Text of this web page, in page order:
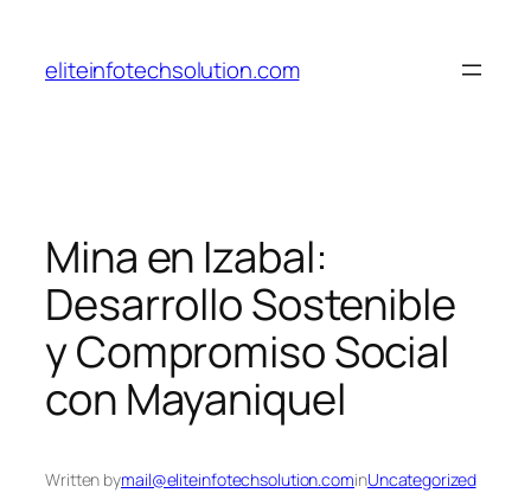
content
eliteinfotechsolution.com
Mina en Izabal:
Desarrollo Sostenible
y Compromiso Social
con Mayaniquel
Written bymail@eliteinfotechsolution.cominUncategorized